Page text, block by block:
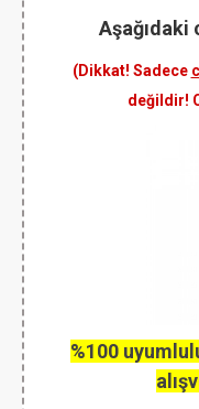
Aşağıdaki
(Dikkat! Sadece
değildir!
%100